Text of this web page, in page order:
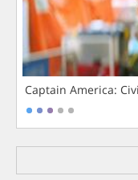
Captain America: